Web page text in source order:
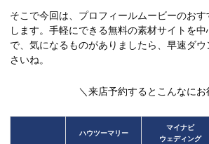
そこで今回は、プロフィールムービーのお
します。手軽にできる無料の素材サイトを
で、気になるものがありましたら、早速ダ
さいね。
＼来店予約するとこんなにお
ハウツーマリー
マイナビ
ウェディング